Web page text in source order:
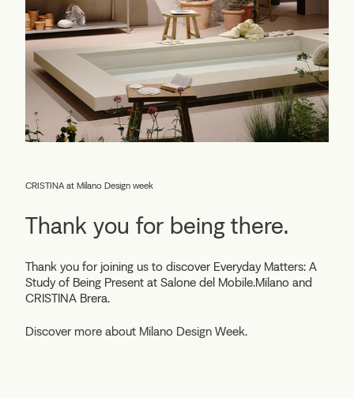
CRISTINA at Milano Design week
Thank you for being there.
Thank you for joining us to discover Everyday Matters: A
Study of Being Present at Salone del Mobile.Milano and
CRISTINA Brera.
Discover more about Milano Design Week.